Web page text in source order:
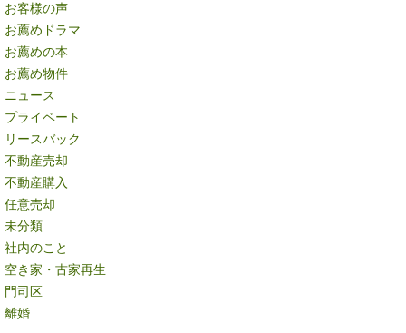
お客様の声
お薦めドラマ
お薦めの本
お薦め物件
ニュース
プライベート
リースバック
不動産売却
不動産購入
任意売却
未分類
社内のこと
空き家・古家再生
門司区
離婚